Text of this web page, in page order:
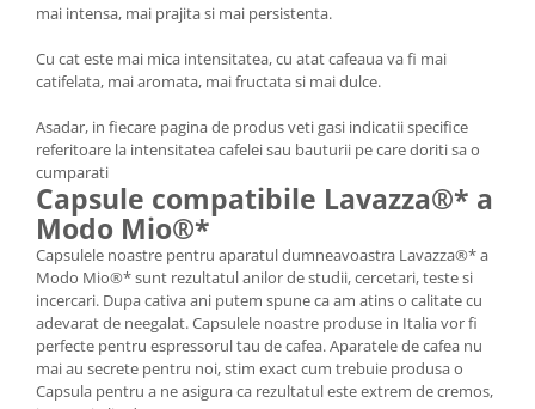
mai intensa, mai prajita si mai persistenta.
Cu cat este mai mica intensitatea, cu atat cafeaua va fi mai
catifelata, mai aromata, mai fructata si mai dulce.
Asadar, in fiecare pagina de produs veti gasi indicatii specifice
referitoare la intensitatea cafelei sau bauturii pe care doriti sa o
cumparati
Capsule compatibile Lavazza®* a
Modo Mio®*
Capsulele noastre pentru aparatul dumneavoastra Lavazza®* a
Modo Mio®* sunt rezultatul anilor de studii, cercetari, teste si
incercari. Dupa cativa ani putem spune ca am atins o calitate cu
adevarat de neegalat. Capsulele noastre produse in Italia vor fi
perfecte pentru espressorul tau de cafea. Aparatele de cafea nu
mai au secrete pentru noi, stim exact cum trebuie produsa o
Capsula pentru a ne asigura ca rezultatul este extrem de cremos,